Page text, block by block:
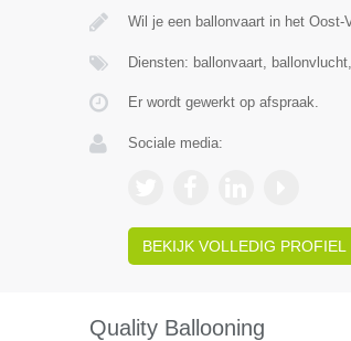
Wil je een ballonvaart in het
Diensten: ballonvaart,
Er wordt gewerkt op afspraak.
Sociale media:
BEKIJK VOLLEDIG PROFIEL
Quality Ballooning